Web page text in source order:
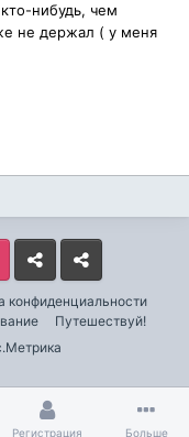
нибудь, чем
не держал ( у меня
конфиденциальности
Путешествуй!
LivejournalOdnoklassniki
Регистрация Больше